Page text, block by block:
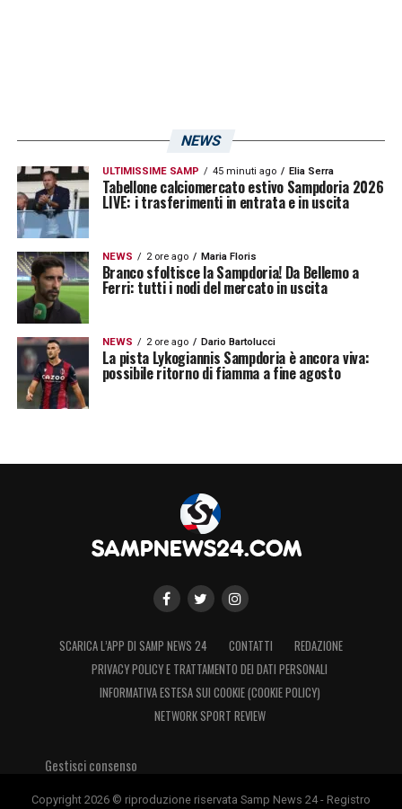
che avere un impatto notevole sul mercato.
Saltata l’operazione e concluso il primo
acquisto con Bereszynski, il Doria valuterà la
permanenza di Pedro Pereira e altri profili
come quello di Davide Santon.
LA PLAYLIST DELLE NOSTRE TOP NEWS
NEWS
ULTIMISSIME SAMP 45 minuti ago Elia Serra
Tabellone calciomercato estivo Sampdoria 2026
LIVE: i trasferimenti in entrata e in uscita
NEWS 2 ore ago Maria Floris
Branco sfoltisce la Sampdoria! Da Bellemo a
Ferri: tutti i nodi del mercato in uscita
NEWS 2 ore ago Dario Bartolucci
La pista Lykogiannis Sampdoria è ancora viva:
possibile ritorno di fiamma a fine agosto
SCARICA L’APP DI SAMP NEWS 24 CONTATTI
REDAZIONE
PRIVACY POLICY E TRATTAMENTO DEI DATI PERSONALI
INFORMATIVA ESTESA SUI COOKIE (COOKIE POLICY)
NETWORK SPORT REVIEW
Gestisci consenso
Copyright 2026 © riproduzione riservata Samp News 24 - Registro